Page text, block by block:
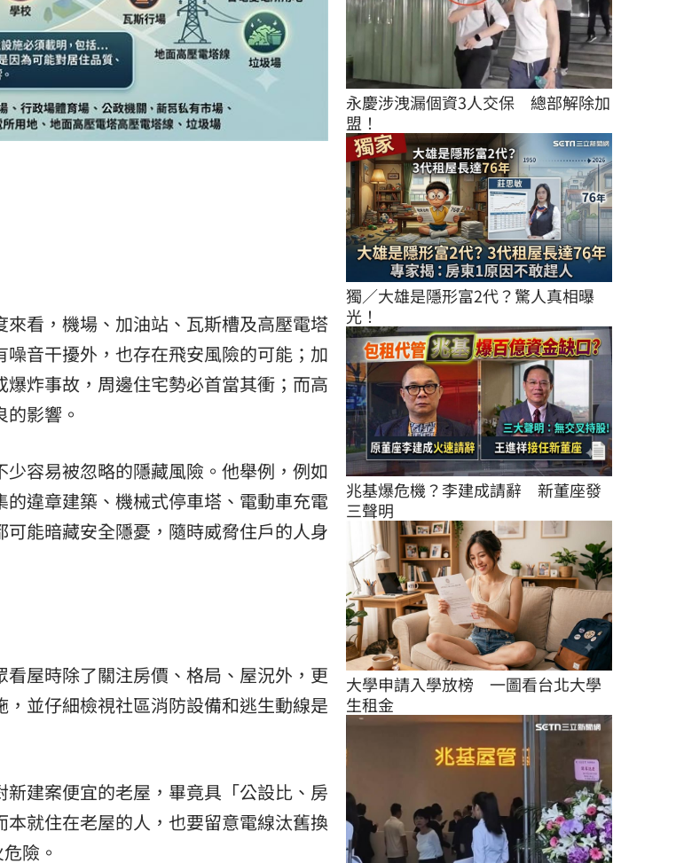
來看，機場、加油站、瓦斯槽及高壓電塔
音干擾外，也存在飛安風險的可能；加
炸事故，周邊住宅勢必首當其衝；而高
影響。
容易被忽略的隱藏風險。他舉例，例如
違章建築、機械式停車塔、電動車充電
能暗藏安全隱憂，隨時威脅住戶的人身
屋時除了關注房價、格局、屋況外，更
並仔細檢視社區消防設備和逃生動線是
建案便宜的老屋，畢竟具「公設比、房
就住在老屋的人，也要留意電線汰舊換
險。
永慶涉洩漏個資3人交保　總部解除加
盟！
獨／大雄是隱形富2代？驚人真相曝
光！
兆基爆危機？李建成請辭　新董座發
三聲明
大學申請入學放榜　一圖看台北大學
生租金